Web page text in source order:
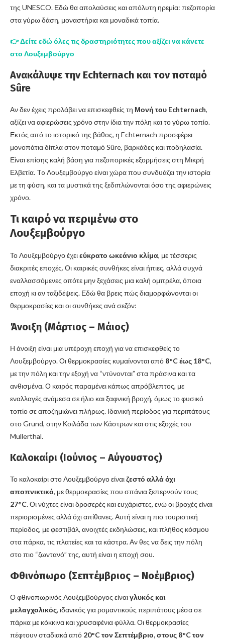
της UNESCO. Εδώ θα απολαύσεις και απόλυτη ηρεμία: πεζοπορία
στα γύρω δάση, μοναστήρια και μοναδικά τοπία.
👉 Δείτε εδώ όλες τις δραστηριότητες που αξίζει να κάνετε
στο Λουξεμβούργο
Ανακάλυψε την Echternach και τον ποταμό
Sûre
Αν δεν έχεις προλάβει να επισκεφθείς τη Μονή του Echternach,
αξίζει να αφιερώσεις χρόνο στην ίδια την πόλη και το γύρω τοπίο.
Εκτός από το ιστορικό της βάθος, η Echternach προσφέρει
μονοπάτια δίπλα στον ποταμό Sûre, βαρκάδες και ποδηλασία.
Είναι επίσης καλή βάση για πεζοπορικές εξορμήσεις στη Μικρή
Ελβετία. To Λουξεμβούργο είναι χώρα που συνδυάζει την ιστορία
με τη φύση, και τα μυστικά της ξεδιπλώνονται όσο της αφιερώνεις
χρόνο.
Τι καιρό να περιμένω στο
Λουξεμβούργο
Το Λουξεμβούργο έχειεύκρατο ωκεάνιο κλίμα, με τέσσερις
διακριτές εποχές. Οι καιρικές συνθήκες είναι ήπιες, αλλά συχνά
εναλλασσόμενες οπότε μην ξεχάσεις μια καλή ομπρέλα, όποια
εποχή κι αν ταξιδέψεις. Εδώ θα βρεις πώς διαμορφώνονται οι
θερμοκρασίες και οι συνθήκες ανά σεζόν:
Άνοιξη (Μάρτιος – Μάιος)
Η άνοιξη είναι μια υπέροχη εποχή για να επισκεφθείς το
Λουξεμβούργο. Οι θερμοκρασίες κυμαίνονται από 8°C έως 18°C,
με την πόλη και την εξοχή να “ντύνονται” στα πράσινα και τα
ανθισμένα. Ο καιρός παραμένει κάπως απρόβλεπτος, με
εναλλαγές ανάμεσα σε ήλιο και ξαφνική βροχή, όμως το φυσικό
τοπίο σε αποζημιώνει πλήρως. Ιδανική περίοδος για περιπάτους
στο Grund, στην Κοιλάδα των Κάστρων και στις εξοχές του
Mullerthal.
Καλοκαίρι (Ιούνιος – Αύγουστος)
Το καλοκαίρι στο Λουξεμβούργο είναιζεστό αλλά όχι
αποπνικτικό, με θερμοκρασίες που σπάνια ξεπερνούν τους
27°C. Οι νύχτες είναι δροσερές και ευχάριστες, ενώ οι βροχές είναι
περιορισμένες αλλά όχι απίθανες. Αυτή είναι η πιο τουριστική
περίοδος, με φεστιβάλ, ανοιχτές εκδηλώσεις, και πλήθος κόσμου
στα πάρκα, τις πλατείες και τα κάστρα. Αν θες να δεις την πόλη
στο πιο “ζωντανό” της, αυτή είναι η εποχή σου.
Φθινόπωρο (Σεπτέμβριος – Νοέμβριος)
Ο φθινοπωρινός Λουξεμβούργος είναιγλυκός και
μελαγχολικός, ιδανικός για ρομαντικούς περιπάτους μέσα σε
πάρκα με κόκκινα και χρυσαφένια φύλλα. Οι θερμοκρασίες
πέφτουν σταδιακά από 20°C τον Σεπτέμβριο, στους 8°C τον